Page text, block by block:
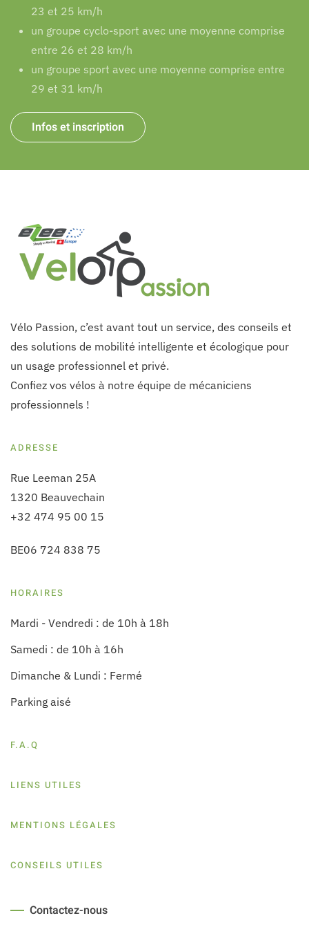
23 et 25 km/h
un groupe cyclo-sport avec une moyenne comprise
entre 26 et 28 km/h
un groupe sport avec une moyenne comprise entre
29 et 31 km/h
Infos et inscription
Vélo Passion, c’est avant tout un service, des conseils et
des solutions de mobilité intelligente et écologique pour
un usage professionnel et privé.
Confiez vos vélos à notre équipe de mécaniciens
professionnels !
ADRESSE
Rue Leeman 25A
1320 Beauvechain
+32 474 95 00 15
BE06 724 838 75
HORAIRES
Mardi - Vendredi : de 10h à 18h
Samedi : de 10h à 16h
Dimanche & Lundi : Fermé
Parking aisé
F.A.Q
LIENS UTILES
MENTIONS LÉGALES
CONSEILS UTILES
Contactez-nous